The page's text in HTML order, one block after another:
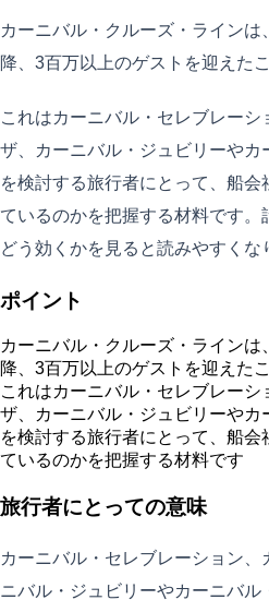
カーニバル・クルーズ・ライン
降、3百万以上のゲストを迎えた
これはカーニバル・セレブレーシ
ザ、カーニバル・ジュビリーや
を検討する旅行者にとって、船
ているのかを把握する材料です。
どう効くかを見ると読みやすくな
ポイント
カーニバル・クルーズ・ライン
降、3百万以上のゲストを迎えた
これはカーニバル・セレブレーシ
ザ、カーニバル・ジュビリーや
を検討する旅行者にとって、船
ているのかを把握する材料です
旅行者にとっての意味
カーニバル・セレブレーション
ニバル・ジュビリーやカーニバ